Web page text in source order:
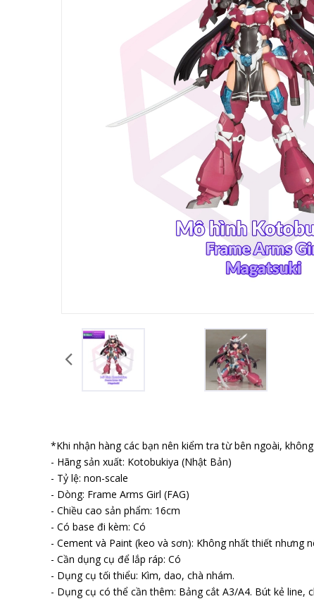
*Khi nhận hàng các bạn nên kiểm tra từ bên ngoài,
- Hãng sản xuất: Kotobukiya (Nhật Bản)
- Tỷ lệ: non-scale
- Dòng: Frame Arms Girl (FAG)
- Chiều cao sản phẩm: 16cm
- Có base đi kèm: Có
- Cement và Paint (keo và sơn): Không nhất thiết nhưng
- Cần dụng cụ để lắp ráp: Có
- Dụng cụ tối thiểu: Kìm, dao, chà nhám.
- Dụng cụ có thể cần thêm: Bảng cắt A3/A4. Bút kẻ line,